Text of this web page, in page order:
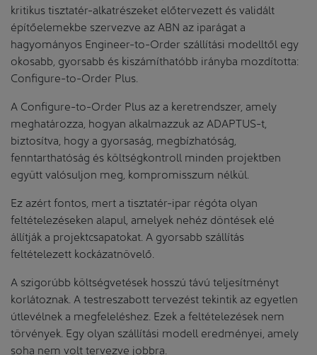
kritikus tisztatér-alkatrészeket előtervezett és validált
építőelemekbe szervezve az ABN az iparágat a
hagyományos Engineer-to-Order szállítási modelltől egy
okosabb, gyorsabb és kiszámíthatóbb irányba mozdította:
Configure-to-Order Plus.
A Configure-to-Order Plus az a keretrendszer, amely
meghatározza, hogyan alkalmazzuk az ADAPTUS-t,
biztosítva, hogy a gyorsaság, megbízhatóság,
fenntarthatóság és költségkontroll minden projektben
együtt valósuljon meg, kompromisszum nélkül.
Ez azért fontos, mert a tisztatér-ipar régóta olyan
feltételezéseken alapul, amelyek nehéz döntések elé
állítják a projektcsapatokat. A gyorsabb szállítás
feltételezett kockázatnövelő.
A szigorúbb költségvetések hosszú távú teljesítményt
korlátoznak. A testreszabott tervezést tekintik az egyetlen
útlevélnek a megfeleléshez. Ezek a feltételezések nem
törvények. Egy olyan szállítási modell eredményei, amely
soha nem volt tervezve jobbra.